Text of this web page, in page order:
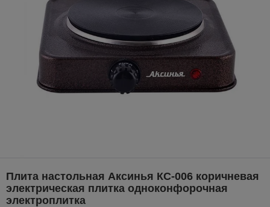
Плита настольная Аксинья КС-006 коричневая
электрическая плитка одноконфорочная
электроплитка